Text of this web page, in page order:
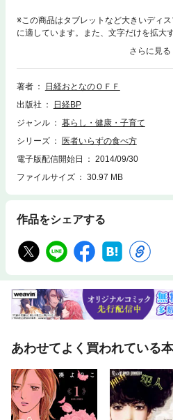
※この商品はタブレットなど大きいディ
に適しています。また、文字だけを拡大
ト、検索、辞書の参照、引用などの機能
減らさなくては」「油ものを控えてお
ったあなたが心がけている食事法、本当
らして我慢するだけではない、おいしく
友美さん ほか
著者
日経おとなのＯＦＦ
出版社
日経BP
ジャンル
暮らし・健康・子育て
シリーズ
医者いらずの食べ方
電子版配信開始日
2014/09/30
ファイルサイズ
30.97 MB
作品をシェアする
あわせてよく買われている本